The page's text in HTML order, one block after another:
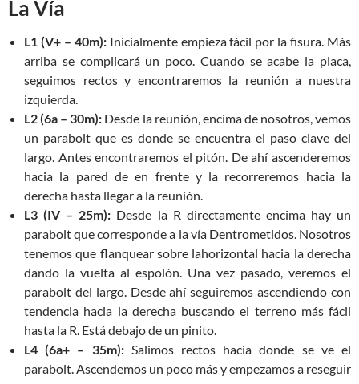
La Vía
L1 (V+ – 40m):Inicialmente empieza fácil por la fisura. Más
arriba se complicará un poco. Cuando se acabe la placa,
seguimos rectos y encontraremos la reunión a nuestra
izquierda.
L2 (6a – 30m): Desde la reunión, encima de nosotros, vemos
un parabolt que es donde se encuentra el paso clave del
largo. Antes encontraremos el pitón. De ahí ascenderemos
hacia la pared de en frente y la recorreremos hacia la
derecha hasta llegar a la reunión.
L3 (IV – 25m): Desde la R directamente encima hay un
parabolt que corresponde a la vía Dentrometidos. Nosotros
tenemos que flanquear sobre lahorizontal hacia la derecha
dando la vuelta al espolón. Una vez pasado, veremos el
parabolt del largo. Desde ahí seguiremos ascendiendo con
tendencia hacia la derecha buscando el terreno más fácil
hasta la R. Está debajo de un pinito.
L4 (6a+ – 35m): Salimos rectos hacia donde se ve el
parabolt. Ascendemos un poco más y empezamos a reseguir